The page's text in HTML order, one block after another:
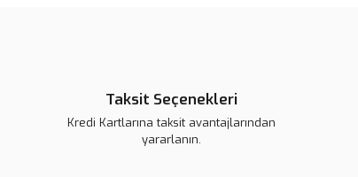
Taksit Seçenekleri
Kredi Kartlarına taksit avantajlarından
yararlanın.